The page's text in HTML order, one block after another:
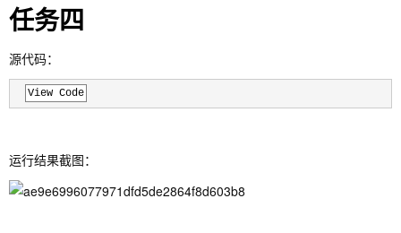
任务四
源代码：
View Code
运行结果截图：